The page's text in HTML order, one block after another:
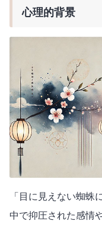
心理的背景
「目に見えない蜘蛛
中で抑圧された感情